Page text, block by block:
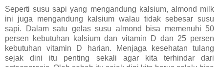
Seperti susu sapi yang mengandung kalsium, almond milk
ini juga mengandung kalsium walau tidak sebesar susu
sapi. Dalam satu gelas susu almond bisa memenuhi 50
persen kebutuhan kalsium dan vitamin D dan 25 persen
kebutuhan vitamin D harian. Menjaga kesehatan tulang
sejak dini itu penting sekali agar kita terhindar dari